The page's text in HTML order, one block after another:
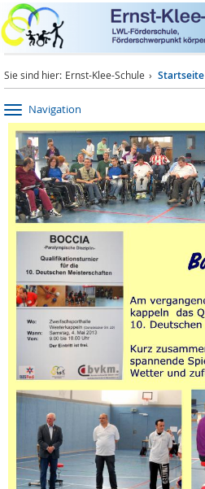
Sie sind hier: Ernst-Klee-Schule Startseite
Navigation